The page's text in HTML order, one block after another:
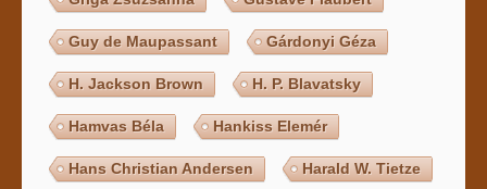
Guy de Maupassant Gárdonyi Géza
H. Jackson Brown H. P. Blavatsky
Hamvas Béla Hankiss Elemér
Hans Christian Andersen Harald W. Tietze